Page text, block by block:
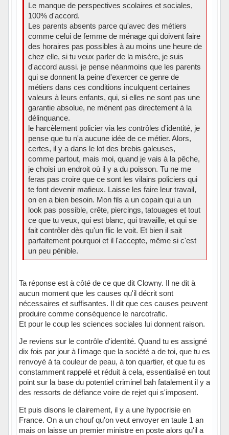
Le manque de perspectives scolaires et sociales,
100% d'accord.
Les parents absents parce qu'avec des métiers
comme celui de femme de ménage qui doivent faire
des horaires pas possibles à au moins une heure de
chez elle, si tu veux parler de la misère, je suis
d'accord aussi. je pense néanmoins que les parents
qui se donnent la peine d'exercer ce genre de
métiers dans ces conditions inculquent certaines
valeurs à leurs enfants, qui, si elles ne sont pas une
garantie absolue, ne mènent pas directement à la
délinquance.
le harcèlement policier via les contrôles d'identité, je
pense que tu n'a aucune idée de ce métier. Alors,
certes, il y a dans le lot des brebis galeuses,
comme partout, mais moi, quand je vais à la pêche,
je choisi un endroit où il y a du poisson. Tu ne me
feras pas croire que ce sont les vilains policiers qui
te font devenir mafieux. Laisse les faire leur travail,
on en a bien besoin. Mon fils a un copain qui a un
look pas possible, crête, piercings, tatouages et tout
ce que tu veux, qui est blanc, qui travaille, et qui se
fait contrôler dès qu'un flic le voit. Et bien il sait
parfaitement pourquoi et il l'accepte, même si c'est
un peu pénible.
Ta réponse est à côté de ce que dit Clowny. Il ne dit à
aucun moment que les causes qu'il décrit sont
nécessaires et suffisantes. Il dit que ces causes peuvent
produire comme conséquence le narcotrafic.
Et pour le coup les sciences sociales lui donnent raison.
Je reviens sur le contrôle d'identité. Quand tu es assigné
dix fois par jour à l'image que la société a de toi, que tu es
renvoyé à ta couleur de peau, à ton quartier, et que tu es
constamment rappelé et réduit à cela, essentialisé en tout
point sur la base du potentiel criminel bah fatalement il y a
des ressorts de défiance voire de rejet qui s'imposent.
Et puis disons le clairement, il y a une hypocrisie en
France. On a un chouf qu'on veut envoyer en taule 1 an
mais on laisse un premier ministre en poste alors qu'il a